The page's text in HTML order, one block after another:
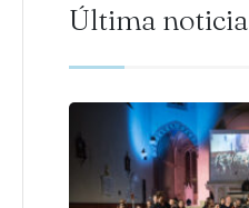
Última noticia